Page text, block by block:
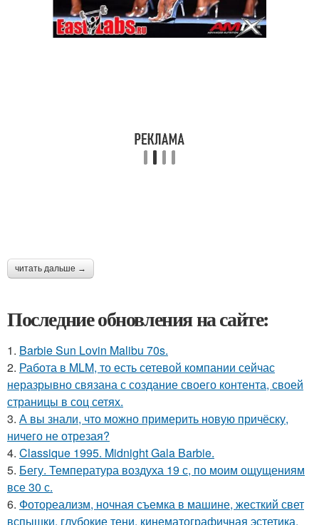
читать дальше →
Последние обновления на сайте:
1. Barbie Sun Lovin Malibu 70s.
2. Работа в MLM, то есть сетевой компании сейчас
неразрывно связана с создание своего контента, своей
страницы в соц сетях.
3. А вы знали, что можно примерить новую причёску,
ничего не отрезая?
4. Classique 1995. Midnight Gala Barbie.
5. Бегу. Температура воздуха 19 с, по моим ощущениям
все 30 с.
6. Фотореализм, ночная съемка в машине, жесткий свет
вспышки, глубокие тени, кинематографичная эстетика,